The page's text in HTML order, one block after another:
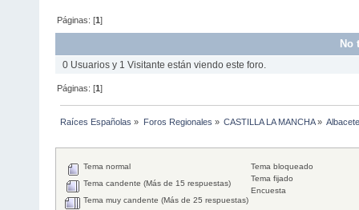
Páginas: [1]
No
0 Usuarios y 1 Visitante están viendo este foro.
Páginas: [1]
Raíces Españolas » Foros Regionales » CASTILLA LA MANCHA»
Tema normal
Tema candente (Más de 15 respuestas)
Tema muy candente (Más de 25 respuestas)
Tema bloqueado
Tema fijado
Encuesta